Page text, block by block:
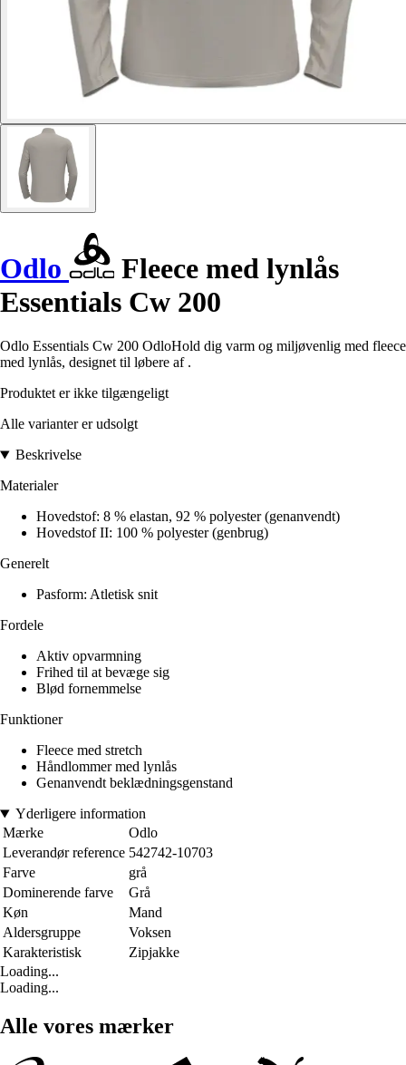
Odlo
Fleece med lynlås
Essentials Cw 200
Odlo Essentials Cw 200 OdloHold dig varm og miljøvenlig med fleece
med lynlås, designet til løbere af .
Produktet er ikke tilgængeligt
Alle varianter er udsolgt
Beskrivelse
Materialer
Hovedstof: 8 % elastan, 92 % polyester (genanvendt)
Hovedstof II: 100 % polyester (genbrug)
Generelt
Pasform: Atletisk snit
Fordele
Aktiv opvarmning
Frihed til at bevæge sig
Blød fornemmelse
Funktioner
Fleece med stretch
Håndlommer med lynlås
Genanvendt beklædningsgenstand
Yderligere information
Mærke
Odlo
Leverandør reference 542742-10703
Farve
grå
Dominerende farve
Grå
Køn
Mand
Aldersgruppe
Voksen
Karakteristisk
Zipjakke
Loading...
Loading...
Alle vores mærker